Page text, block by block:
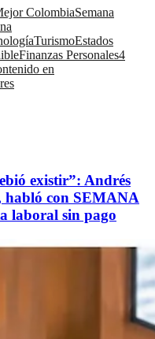
ColombiaSemana
TurismoEstados
Finanzas Personales4
en
existir”: Andrés
habló con SEMANA
laboral sin pago